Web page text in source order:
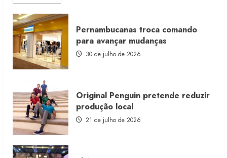
Morena
Rosa
lança
franquia
com
estoque
consignado
Pernambucanas troca comando
para avançar mudanças
30 de julho de 2026
Original Penguin pretende reduzir
produção local
21 de julho de 2026